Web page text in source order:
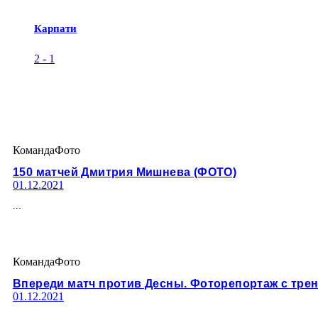
Карпати
2 - 1
КомандаФото
150 матчей Дмитрия Мишнева (ФОТО)
01.12.2021
...
КомандаФото
Впереди матч против Десны. Фоторепортаж с
01.12.2021